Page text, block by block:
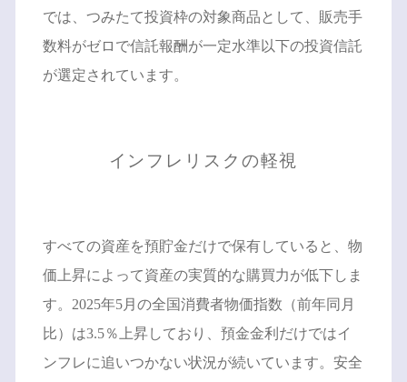
では、つみたて投資枠の対象商品として、販売手
数料がゼロで信託報酬が一定水準以下の投資信託
が選定されています。
インフレリスクの軽視
すべての資産を預貯金だけで保有していると、物
価上昇によって資産の実質的な購買力が低下しま
す。2025年5月の全国消費者物価指数（前年同月
比）は3.5％上昇しており、預金金利だけではイ
ンフレに追いつかない状況が続いています。安全